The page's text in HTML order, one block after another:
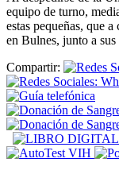
equipo de turno,
estas pequeñas, que
en Bulnes, junto a sus
Compartir: